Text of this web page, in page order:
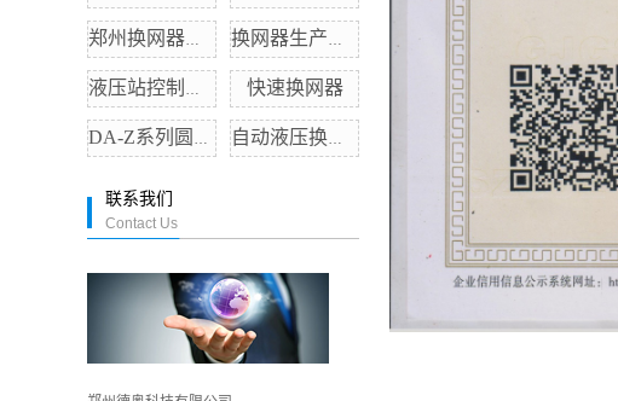
郑州换网器厂家 换网器生产厂家
液压站控制系统 快速换网器
DA-Z系列圆体泵 自动液压换网器
联系我们
Contact Us